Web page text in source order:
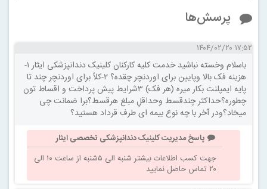
پرسش‌ها
۱۷:۵۲ ۱۴۰۴/۰۲/۲۰
باسلام وخسته نباشید خدمت کلیه کارکنان کلینیک دندانپزشکی ایثار ۱-
هزینه فک بالا وپایین برای اوردنچر چقده؟ ۲-کلاً برای اوردنچر چند تا
پایه ایمپلنت بکار میره (هر فک) ۳شرایط پیش پرداخت و اقساط تون
چطوره؟حداکثر چندقسط وحداقلِ مبلغ هرقسط؟برا ضمانت چی
میخاد؟ودر آخر با چه نوع بیمه ای طرف قرداد هستید؟
پاسخ مدیریت کلینیک دندانپزشکی تخصصی ایثار
جهت کسب اطلاعات بیشتر شنبه الی ۵شنبه از ساعت ۱۰ الی
۲۰ تماس حاصل نمایید